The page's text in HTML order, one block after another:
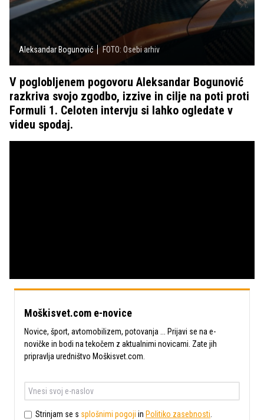
Aleksandar Bogunović FOTO: Osebi arhiv
V poglobljenem pogovoru Aleksandar Bogunović
razkriva svojo zgodbo, izzive in cilje na poti proti
Formuli 1. Celoten intervju si lahko ogledate v
videu spodaj.
Time
način
Moškisvet.com e-novice
Novice, šport, avtomobilizem, potovanja ... Prijavi se na e-
novičke in bodi na tekočem z aktualnimi novicami. Zate jih
pripravlja uredništvo Moškisvet.com.
Strinjam se s splošnimi pogoji in Politiko zasebnosti.